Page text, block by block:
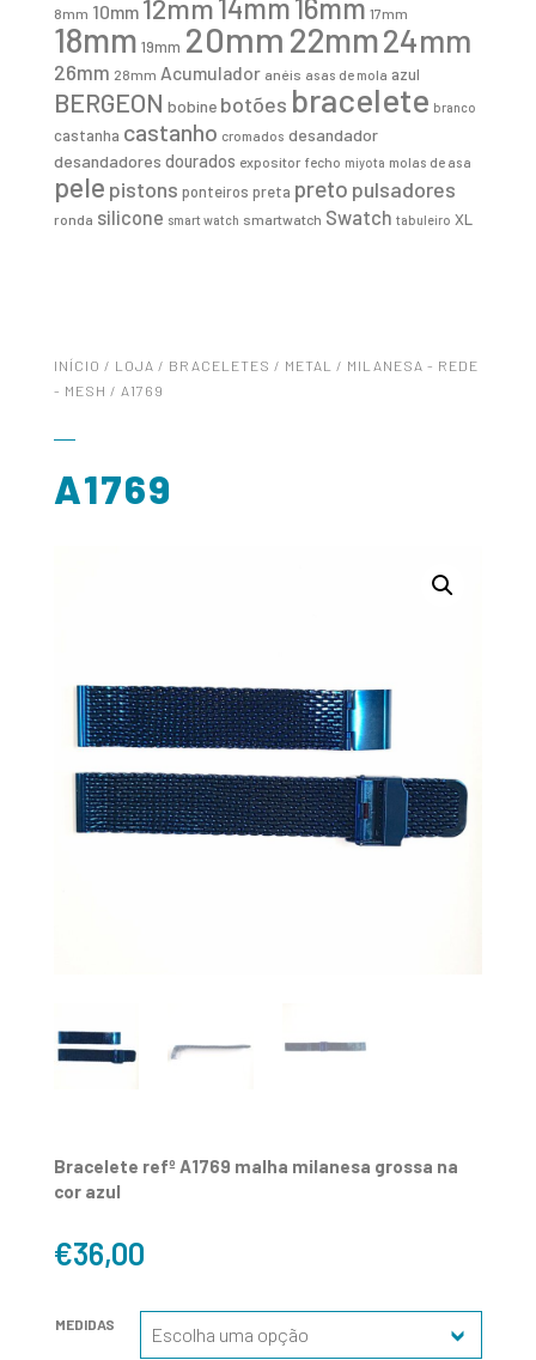
8mm 10mm 12mm14mm 17mm
18mm 19mm 20mm 22mm24mm
26mm 28mm Acumulador anéis asas de mola azul
BERGEON bobine botões bracelete branco
castanha castanho cromados desandador
desandadores dourados expositor fecho miyota molas de asa
pele pistons ponteiros preta preto pulsadores
ronda silicone smart watch smartwatch Swatch tabuleiro XL
INÍCIO / LOJA / BRACELETES / METAL / MILANESA - REDE
- MESH / A1769
A1769
Bracelete refº A1769 malha milanesa grossa na
cor azul
€36,00
MEDIDAS